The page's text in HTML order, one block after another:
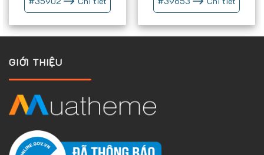
Chúng tôi tự hào rằng : Chúng tôi là 1 trong những đơn vị
do dúng tôi làm đều hỗ trợ tốt tất cả giao diện mobile
GIỚI THIỆU